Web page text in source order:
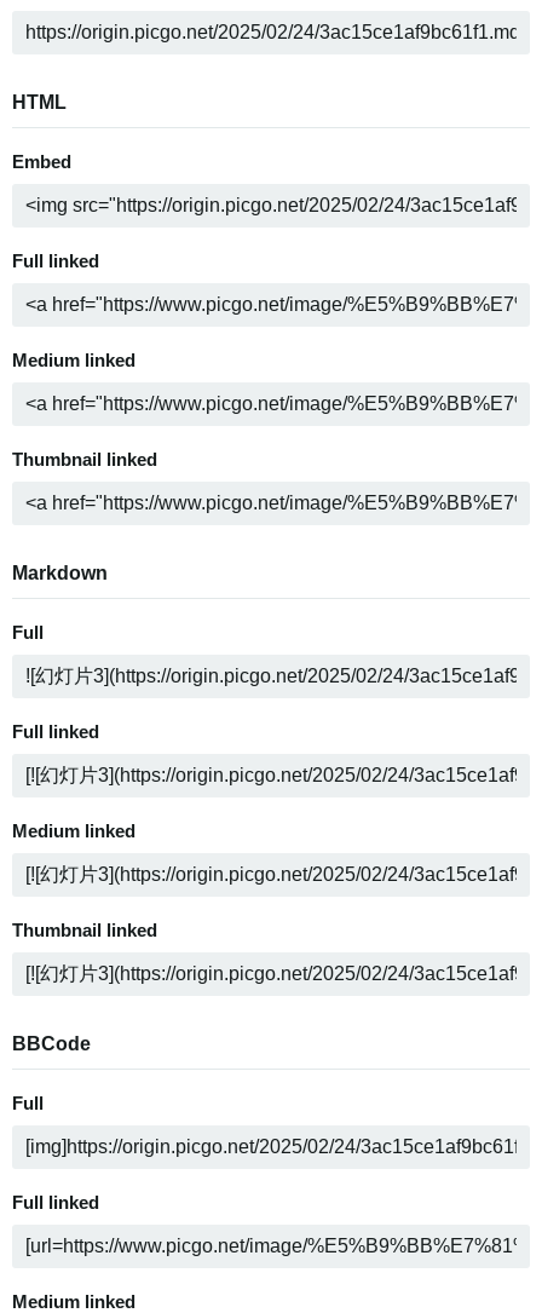
HTML
Embed
Full linked
Medium linked
Thumbnail linked
Markdown
Full
Full linked
Medium linked
Thumbnail linked
BBCode
Full
Full linked
Medium linked